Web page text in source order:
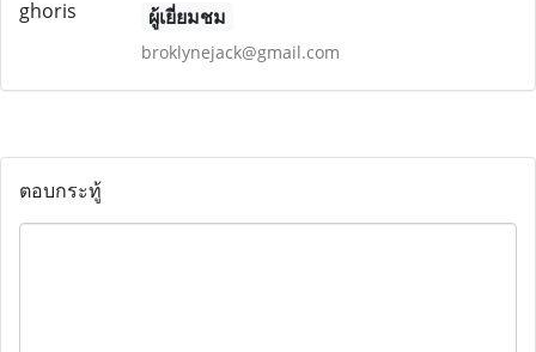
ผู้เยี่ยมชม
broklynejack@gmail.com
ตอบกระทู้